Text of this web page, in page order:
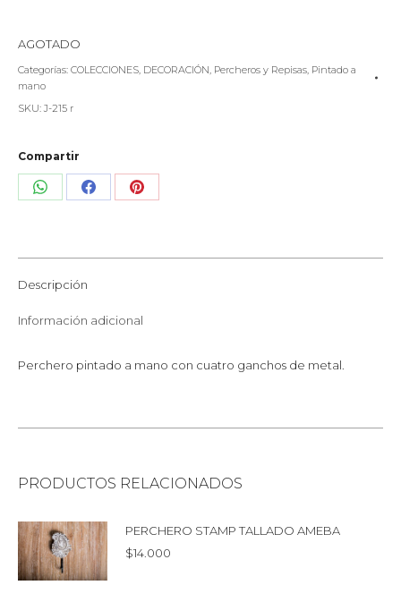
AGOTADO
Categorías: COLECCIONES DECORACIÓN Percheros y Repisas Pintado a
mano
SKU: J-215 r
Compartir
Share Share Share
Descripción
Información adicional
Perchero pintado a mano con cuatro ganchos de metal.
PRODUCTOS RELACIONADOS
PERCHERO STAMP TALLADO AMEBA
$14.000